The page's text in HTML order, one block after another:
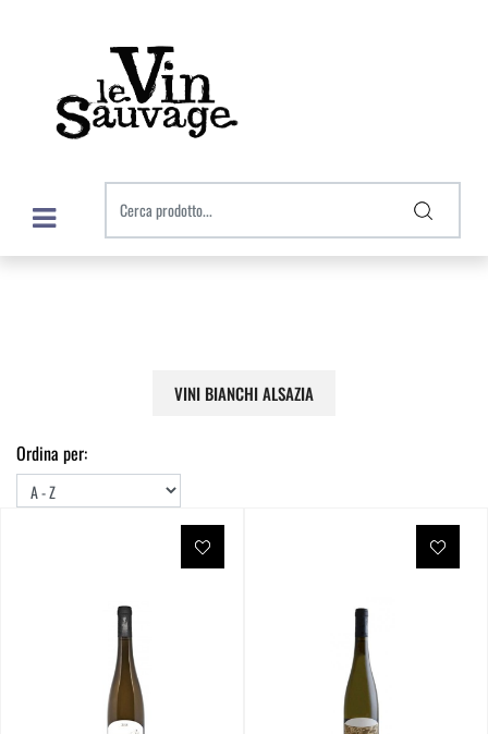
Open menu
VINI BIANCHI ALSAZIA
Ordina per: